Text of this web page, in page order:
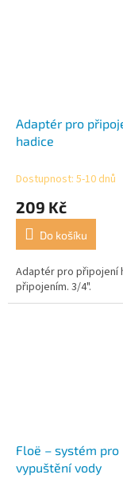
Adaptér pro
hadice
Dostupnost: 5-10 dnů
209 Kč
Do košíku
Adaptér pro připojení
připojením. 3/4".
Floë – systém pro
vypuštění vody